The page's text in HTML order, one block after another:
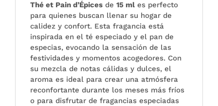
Esteban
Paris
cantidad
Thé et Pain d’Épices de15 ml es perfecto
para quienes buscan llenar su hogar de
calidez y confort. Esta fragancia está
inspirada en el té especiado y el pan de
especias, evocando la sensación de las
festividades y momentos acogedores. Con
su mezcla de notas cálidas y dulces, el
aroma es ideal para crear una atmósfera
reconfortante durante los meses más fríos
o para disfrutar de fragancias especiadas